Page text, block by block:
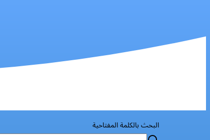
البحث بالكلمة المفتاحية